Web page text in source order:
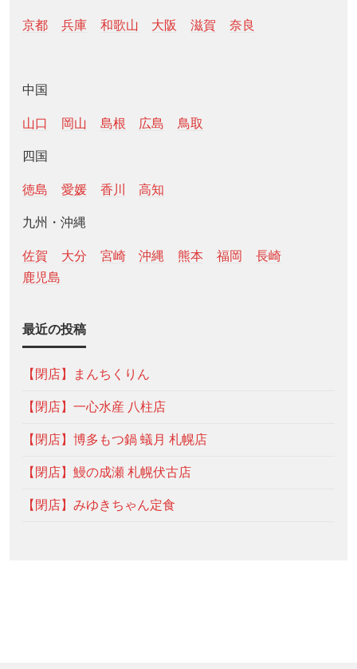
京都 兵庫 和歌山 大阪 滋賀 奈良
中国
山口 岡山 島根 広島 鳥取
四国
徳島 愛媛 香川 高知
九州・沖縄
佐賀 大分 宮崎 沖縄 熊本 福岡
長崎
鹿児島
最近の投稿
【閉店】まんちくりん
【閉店】一心水産 八柱店
【閉店】博多もつ鍋 蟻月 札幌店
【閉店】鰻の成瀬 札幌伏古店
【閉店】みゆきちゃん定食